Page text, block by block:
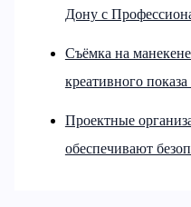
Дону с
Съёмка на
креативного
Проектные
обеспечивают